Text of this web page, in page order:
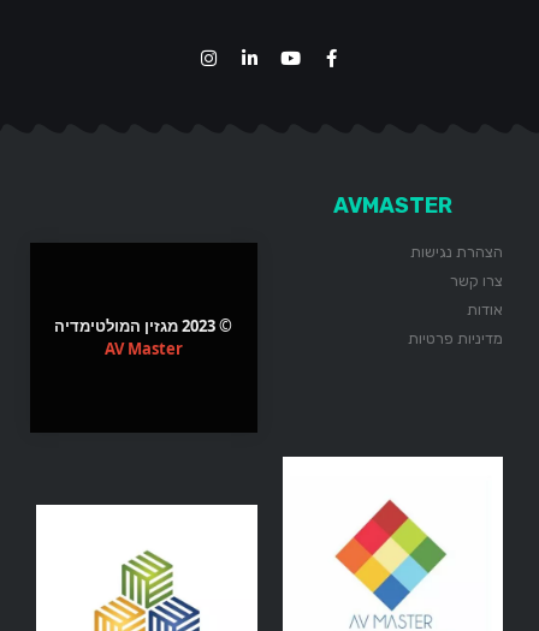
AVMASTER
הצהרת נגישות
צרו קשר
אודות
מדיניות פרטיות
© 2023 מגזין המולטימדיה
AV Master